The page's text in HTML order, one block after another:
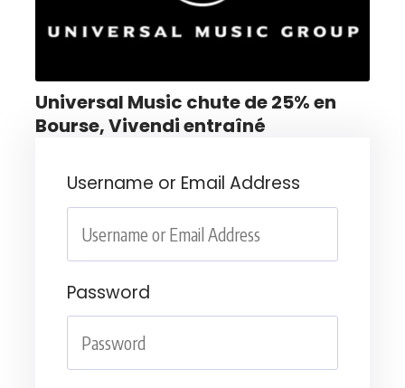
Universal Music chute de 25% en
Bourse, Vivendi entraîné
Username or Email Address
Password